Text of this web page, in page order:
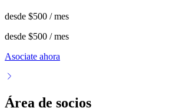
desde $500 / mes
desde $500 / mes
Asociate ahora
Área de socios